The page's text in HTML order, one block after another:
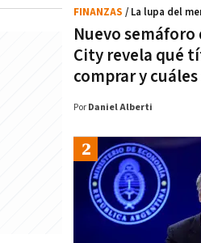
Nuevo semáforo
City revela qué
comprar y
FINANZAS / La lupa del
Por Daniel Alberti